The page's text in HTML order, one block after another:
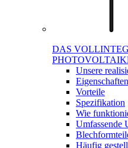
DAS
Unsere
Eigenschaften
Vorteile
Spezifikation
Wie
Umfassende
Häufig